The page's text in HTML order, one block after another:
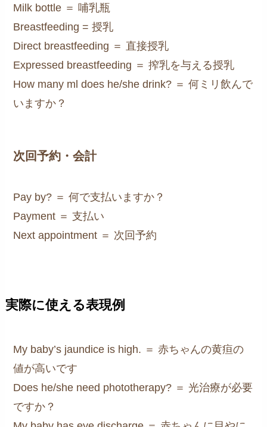
Milk bottle ＝ 哺乳瓶
Breastfeeding = 授乳
Direct breastfeeding ＝ 直接授乳
Expressed breastfeeding ＝ 搾乳を与える授乳
How many ml does he/she drink? ＝ 何ミリ飲んで
いますか？
次回予約・会計
Pay by? ＝ 何で支払いますか？
Payment ＝ 支払い
Next appointment ＝ 次回予約
実際に使える表現例
My baby’s jaundice is high. ＝ 赤ちゃんの黄疸の
値が高いです
Does he/she need phototherapy? ＝ 光治療が必要
ですか？